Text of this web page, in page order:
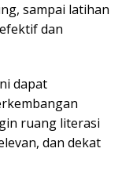
sampai latihan
dan
dapat
ruang literasi
dan dekat